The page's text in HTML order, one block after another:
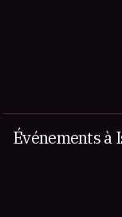
Événements à